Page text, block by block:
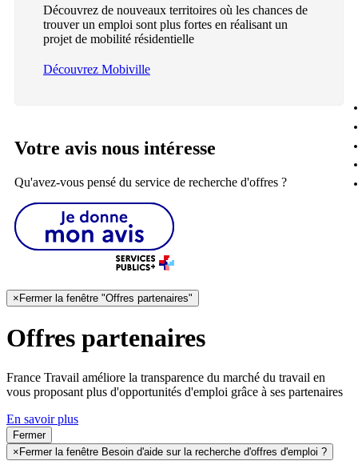
Découvrez de nouveaux territoires où les chances de
trouver un emploi sont plus fortes en réalisant un
projet de mobilité résidentielle
Découvrez Mobiville
Votre avis nous intéresse
Qu'avez-vous pensé du service de recherche d'offres ?
× Fermer la fenêtre "Offres partenaires"
Offres partenaires
France Travail améliore la transparence du marché du travail en
vous proposant plus d'opportunités d'emploi grâce à ses partenaires
En savoir plus
Fermer
×Fermer la fenêtre Besoin d'aide sur la recherche d'offres d'emploi ?